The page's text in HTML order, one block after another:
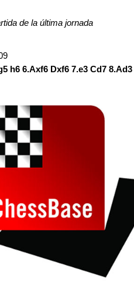
de la última jornada
h6 6.Axf6 Dxf6 7.e3 Cd7 8.Ad3